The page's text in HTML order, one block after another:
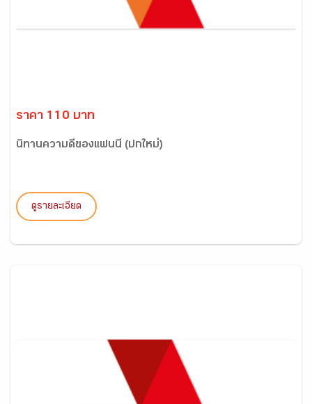
ราคา 110 บาท
นิทานความดีของแฟนนี่ (ปกใหม่)
ดูรายละเอียด